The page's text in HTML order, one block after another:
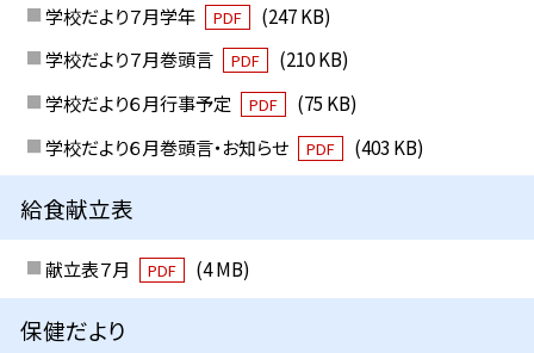
学校だより７月学年 PDF
(247 KB)
学校だより７月巻頭言
PDF
(210 KB)
学校だより６月行事予定
PDF
(75 KB)
学校だより６月巻頭言・お知らせ
PDF (403 KB)
給食献立表
献立表７月 PDF (4 MB)
保健だより